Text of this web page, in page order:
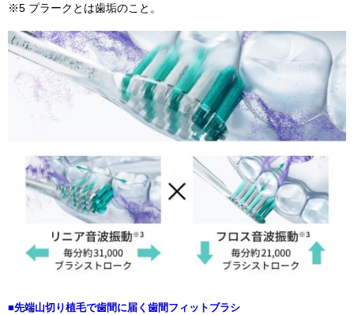
※5 プラークとは歯垢のこと。
■先端山切り植毛で歯間に届く歯間フィットブラシ